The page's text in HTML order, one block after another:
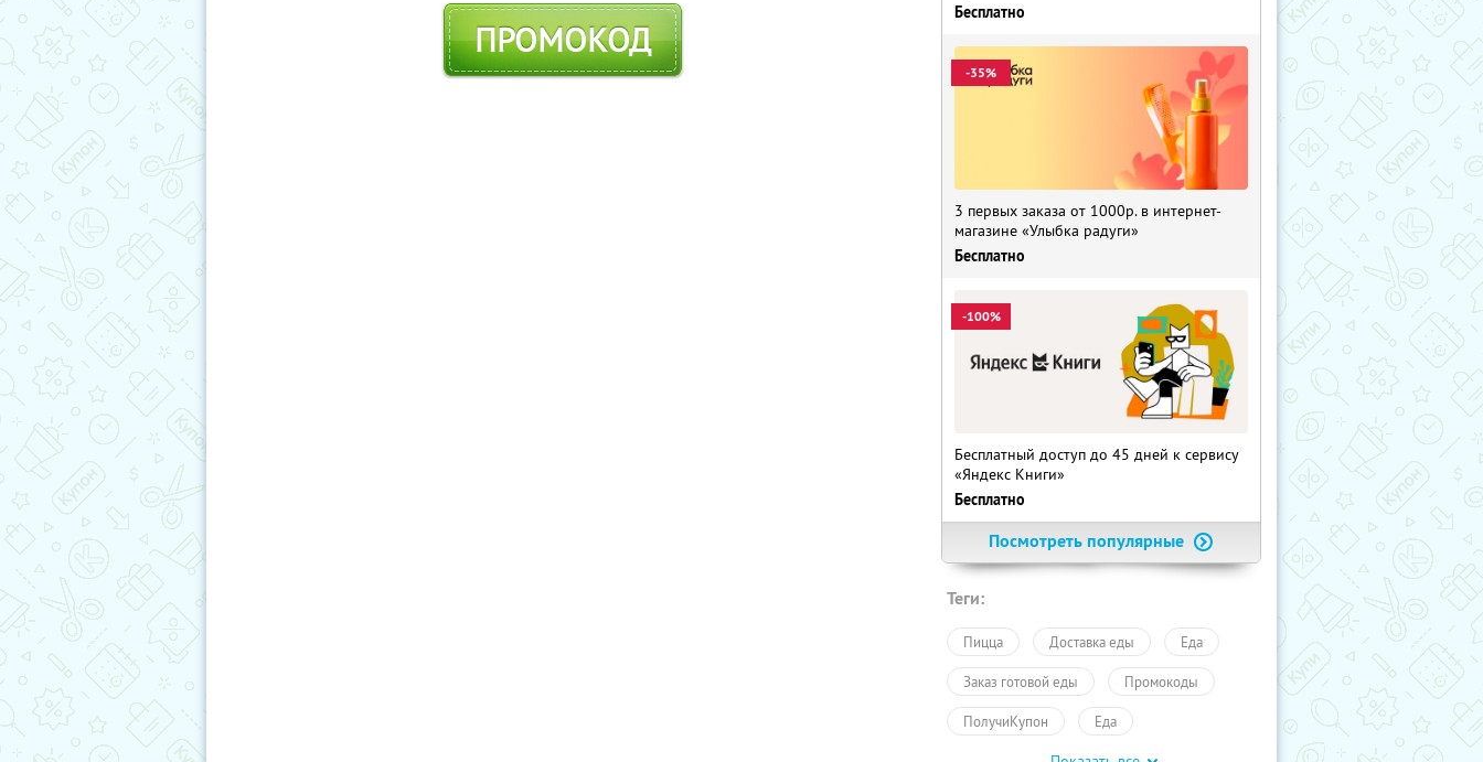
ПРОМОКОД
Бесплатно
-35%
3 первых заказа от 1000р. в интернет-
магазине «Улыбка радуги»
Бесплатно
-100%
Бесплатный доступ до 45 дней к сервису
«Яндекс Книги»
Бесплатно
Посмотреть популярные
Теги:
Пицца Доставка еды Еда
Заказ готовой еды Промокоды
ПолучиКупон Еда